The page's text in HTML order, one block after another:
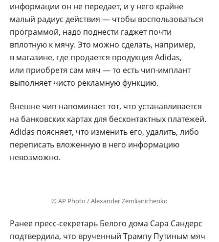
информации он не передает, и у него крайне
малый радиус действия — чтобы воспользоваться
программой, надо поднести гаджет почти
вплотную к мячу. Это можно сделать, например,
в магазине, где продается продукция Adidas,
или приобретя сам мяч — то есть чип-имплант
выполняет чисто рекламную функцию.
Внешне чип напоминает тот, что устанавливается
на банковских картах для бесконтактных платежей.
Adidas поясняет, что изменить его, удалить, либо
переписать вложенную в него информацию
невозможно.
© AP Photo / Alexander Zemlianichenko
Ранее пресс-секретарь Белого дома Сара Сандерс
подтвердила, что врученный Трампу Путиным мяч